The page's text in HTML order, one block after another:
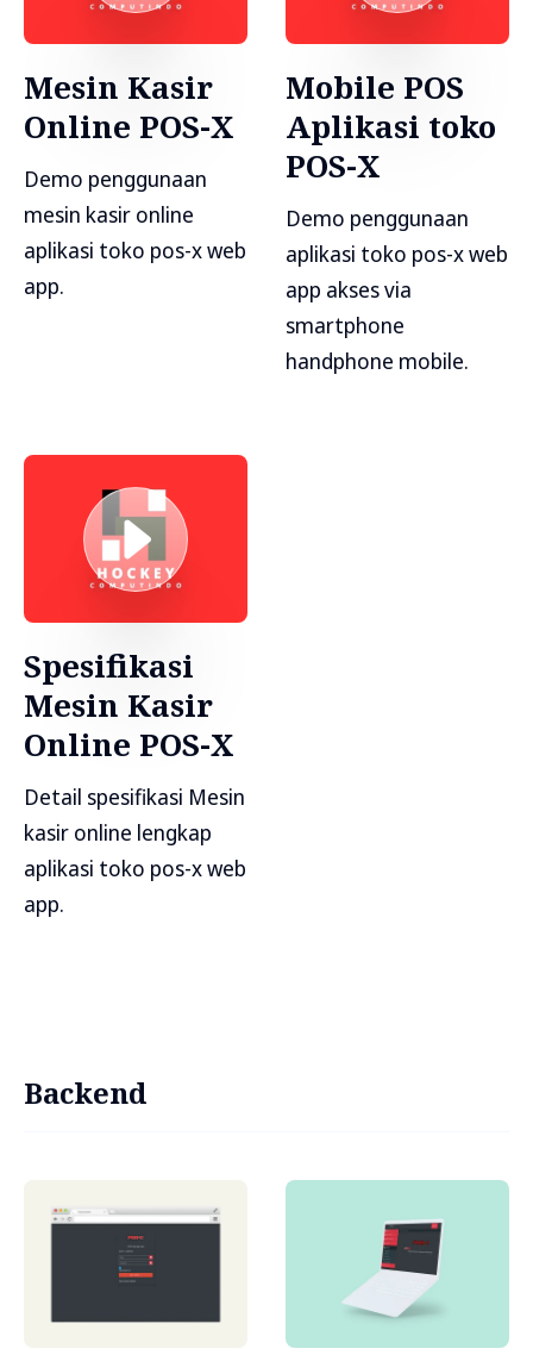
Mesin Kasir
Online POS-X
Demo penggunaan
mesin kasir online
aplikasi toko pos-x web
app.
Mobile POS
Aplikasi toko
POS-X
Demo penggunaan
aplikasi toko pos-x web
app akses via
smartphone
handphone mobile.
Spesifikasi
Mesin Kasir
Online POS-X
Detail spesifikasi Mesin
kasir online lengkap
aplikasi toko pos-x web
app.
Backend